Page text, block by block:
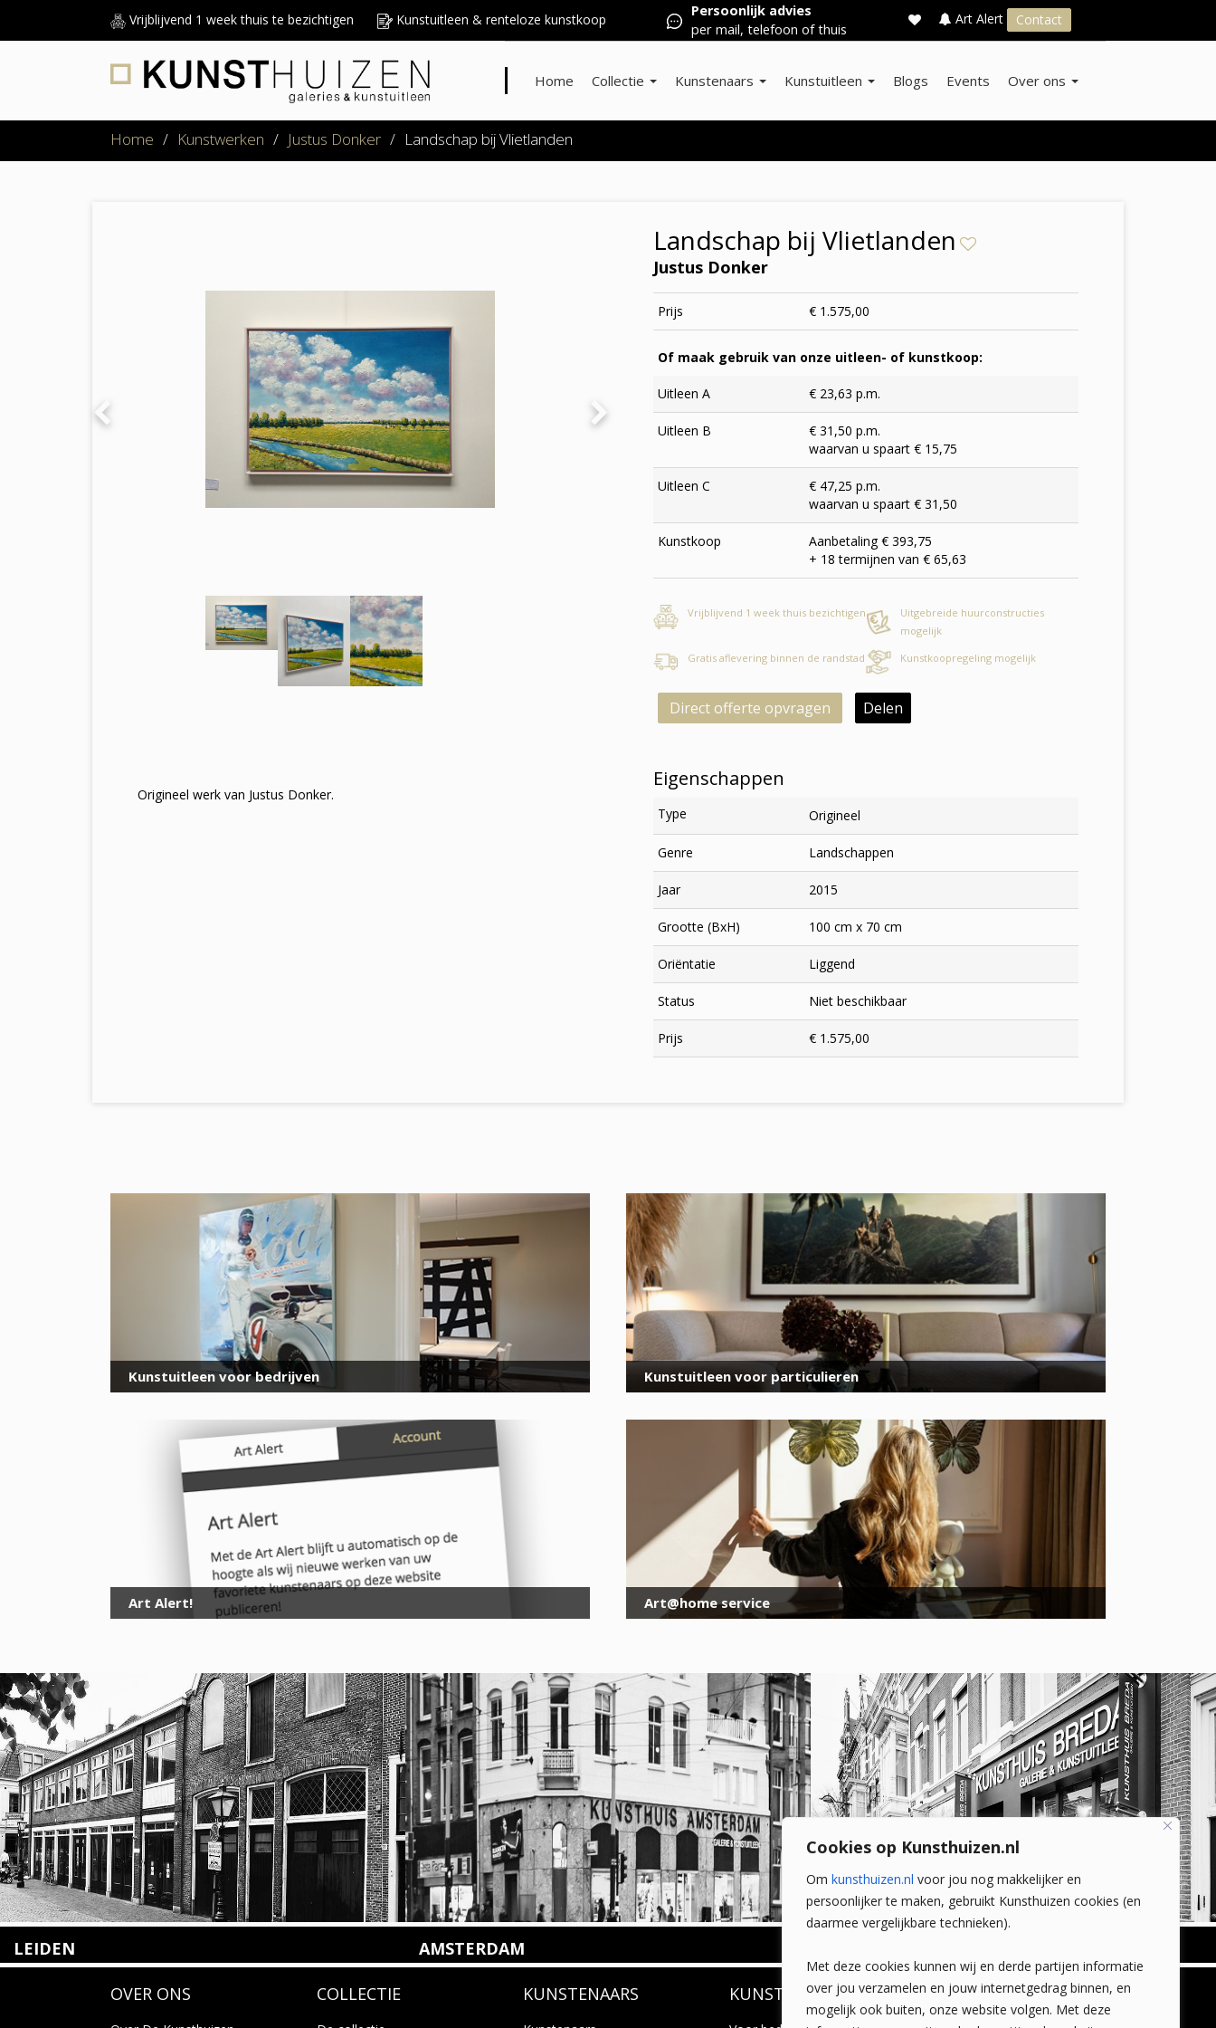
Cookies op Kunsthuizen.nl
Om kunsthuizen.nl voor jou nog makkelijker en
persoonlijker te maken, gebruikt Kunsthuizen cookies (en
daarmee vergelijkbare technieken).
Met deze cookies kunnen wij en derde partijen informatie
over jou verzamelen en jouw internetgedrag binnen, en
mogelijk ook buiten, onze website volgen. Met deze
Vrijblijvend 1 week thuis te bezichtigen Kunstuitleen & renteloze kunstkoop
Persoonlijk advies
per mail, telefoon of thuis
Art Alert Contact
Home Collectie Kunstenaars Kunstuitleen Blogs Events Over ons
Home / Kunstwerken / Justus Donker / Landschap bij Vlietlanden
Origineel werk van Justus Donker.
Landschap bij Vlietlanden
Justus Donker
Prijs € 1.575,00
Of maak gebruik van onze uitleen- of kunstkoop:
Uitleen A € 23,63 p.m.
Uitleen B
€ 31,50 p.m.
waarvan u spaart € 15,75
Uitleen C
€ 47,25 p.m.
waarvan u spaart € 31,50
Kunstkoop
Aanbetaling € 393,75
+ 18 termijnen van € 65,63
Vrijblijvend 1 week thuis bezichtigen
Uitgebreide huurconstructies
mogelijk
Gratis aflevering binnen de randstad
Kunstkoopregeling mogelijk
Direct offerte opvragen Delen
Eigenschappen
Type Origineel
Genre Landschappen
Jaar 2015
Grootte (BxH) 100 cm x 70 cm
Oriëntatie Liggend
Status Niet beschikbaar
Prijs € 1.575,00
Kunstuitleen voor bedrijven Kunstuitleen voor particulieren
Art Alert! Art@home service
LEIDEN AMSTERDAM
1075 VX Amsterdam
Wilhelminastraat 11
4818 SB Breda
+31 (0)76 5221309
OVER ONS COLLECTIE KUNSTENAARS KUNSTUITLEEN CONTACT
Meld je aan
voor onze nieuwsbrief
E-
mailadres